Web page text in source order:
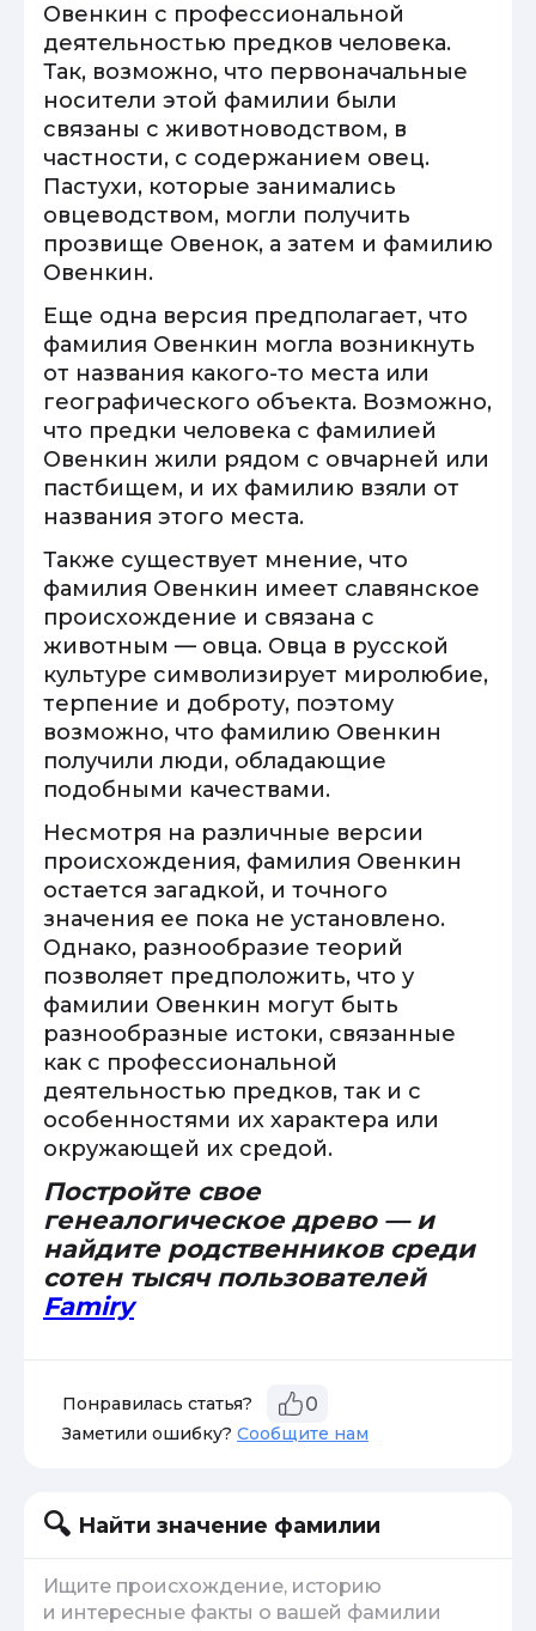
Овенкин с профессиональной
деятельностью предков человека.
Так, возможно, что первоначальные
носители этой фамилии были
связаны с животноводством, в
частности, с содержанием овец.
Пастухи, которые занимались
овцеводством, могли получить
прозвище Овенок, а затем и фамилию
Овенкин.
Еще одна версия предполагает, что
фамилия Овенкин могла возникнуть
от названия какого-то места или
географического объекта. Возможно,
что предки человека с фамилией
Овенкин жили рядом с овчарней или
пастбищем, и их фамилию взяли от
названия этого места.
Также существует мнение, что
фамилия Овенкин имеет славянское
происхождение и связана с
животным — овца. Овца в русской
культуре символизирует миролюбие,
терпение и доброту, поэтому
возможно, что фамилию Овенкин
получили люди, обладающие
подобными качествами.
Несмотря на различные версии
происхождения, фамилия Овенкин
остается загадкой, и точного
значения ее пока не установлено.
Однако, разнообразие теорий
позволяет предположить, что у
фамилии Овенкин могут быть
разнообразные истоки, связанные
как с профессиональной
деятельностью предков, так и с
особенностями их характера или
окружающей их средой.
Постройте свое
генеалогическое древо — и
найдите родственников среди
сотен тысяч пользователей
Famiry
Понравилась статья? 0
Заметили ошибку? Сообщите нам
Найти значение фамилии
Ищите происхождение, историю
и интересные факты о вашей фамилии